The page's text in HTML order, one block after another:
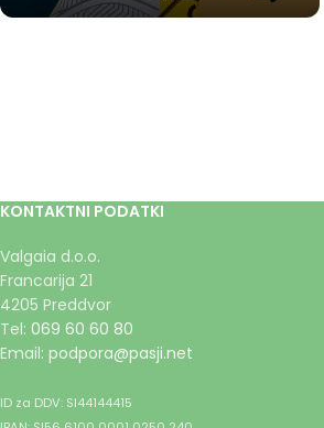
KONTAKTNI PODATKI
Valgaia d.o.o.
Francarija 21
4205 Preddvor
Tel: 069 60 60 80
Email: podpora@pasji.net
ID za DDV: SI44144415